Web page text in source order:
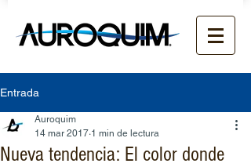
Entrada
Nueva tendencia: El color donde
Auroquim
14 mar 2017 1 min de lectura